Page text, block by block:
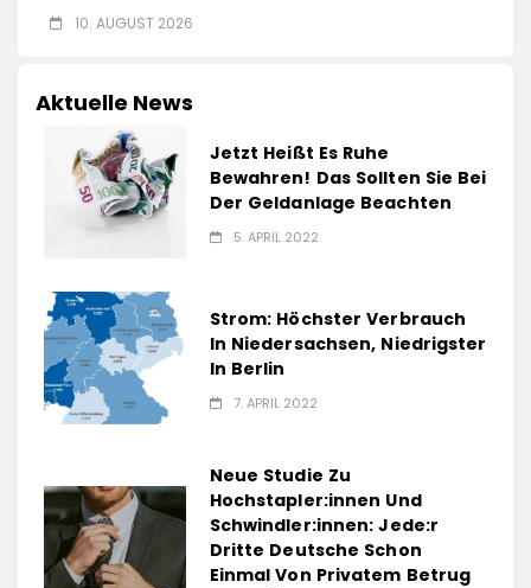
10. AUGUST 2026
Aktuelle News
Jetzt Heißt Es Ruhe
Bewahren! Das Sollten Sie Bei
Der Geldanlage Beachten
5. APRIL 2022
Strom: Höchster Verbrauch
In Niedersachsen, Niedrigster
In Berlin
7. APRIL 2022
Neue Studie Zu
Hochstapler:innen Und
Schwindler:innen: Jede:r
Dritte Deutsche Schon
Einmal Von Privatem Betrug